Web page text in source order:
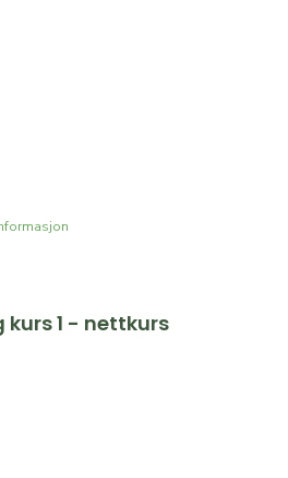
veg. Kurset gir stedlig
utføre arbeid på eller ved
til 13.08.2026
1 - nettkurs